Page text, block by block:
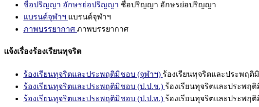
ชื่อปริญญา อักษรย่อปริญญา ชื่อปริญญา อักษรย่อปริญญา
แบรนด์จุฬาฯ แบรนด์จุฬาฯ
ภาพบรรยากาศ ภาพบรรยากาศ
แจ้งเรื่องร้องเรียนทุจริต
ร้องเรียนทุจริตและประพฤติมิชอบ (จุฬาฯ) ร้องเรียนทุจริตและประพฤติ
ร้องเรียนทุจริตและประพฤติมิชอบ (ป.ป.ช.) ร้องเรียนทุจริตและประพฤ
ร้องเรียนทุจริตและประพฤติมิชอบ (ป.ป.ท.) ร้องเรียนทุจริตและประพฤ